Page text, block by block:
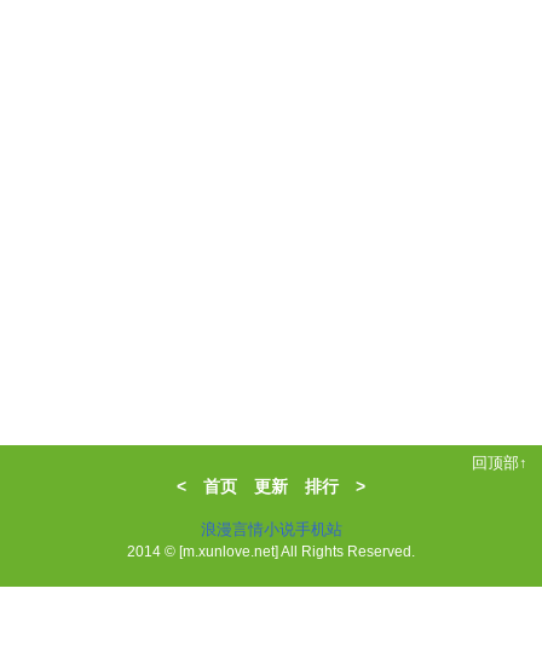
回顶部↑
< 首页 更新 排行>
浪漫言情小说手机站
2014 © [m.xunlove.net] All Rights Reserved.